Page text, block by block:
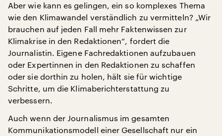
Aber wie kann es gelingen, ein so komplexes Thema
wie den Klimawandel verständlich zu vermitteln? „Wir
brauchen auf jeden Fall mehr Faktenwissen zur
Klimakrise in den Redaktionen“, fordert die
Journalistin. Eigene Fachredaktionen aufzubauen
oder Expertinnen in den Redaktionen zu schaffen
oder sie dorthin zu holen, hält sie für wichtige
Schritte, um die Klimaberichterstattung zu
verbessern.
Auch wenn der Journalismus im gesamten
Kommunikationsmodell einer Gesellschaft nur ein